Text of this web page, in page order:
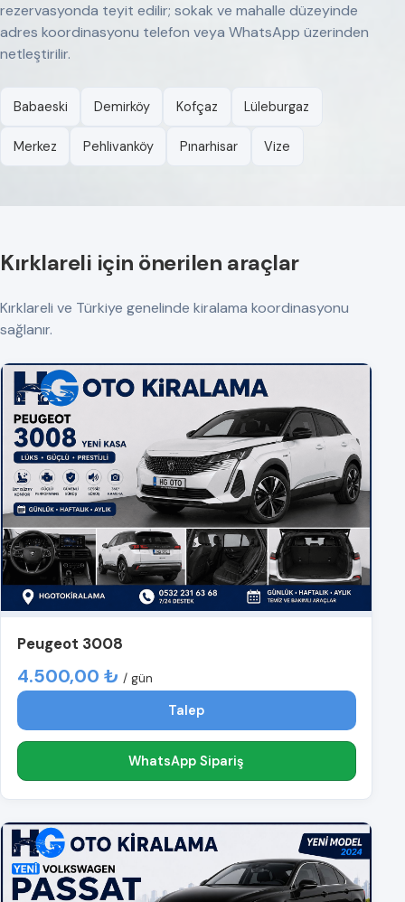
rezervasyonda teyit edilir; sokak ve mahalle düzeyinde
adres koordinasyonu telefon veya WhatsApp üzerinden
netleştirilir.
Babaeski Demirköy Kofçaz Lüleburgaz
Merkez Pehlivanköy Pınarhisar Vize
Kırklareli için önerilen araçlar
Kırklareli ve Türkiye genelinde kiralama koordinasyonu
sağlanır.
Peugeot 3008
4.500,00 ₺ / gün
Talep
WhatsApp Sipariş